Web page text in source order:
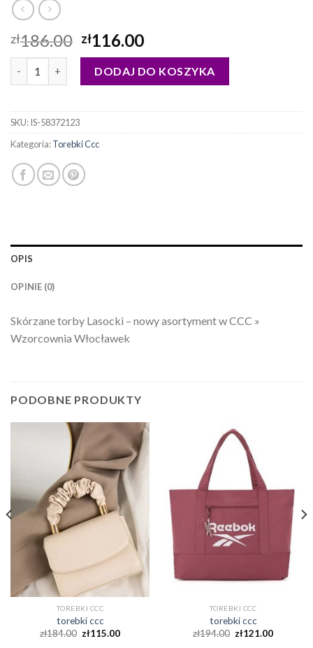
zł186.00 zł116.00
DODAJ DO KOSZYKA
SKU:IS-58372123
Kategoria:Torebki Ccc
OPIS
OPINIE (0)
Skórzane torby Lasocki – nowy asortyment w CCC »
Wzorcownia Włocławek
PODOBNE PRODUKTY
TOREBKI CCC
torebki ccc
zł184.00 zł115.00
TOREBKI CCC
torebki ccc
zł194.00 zł121.00